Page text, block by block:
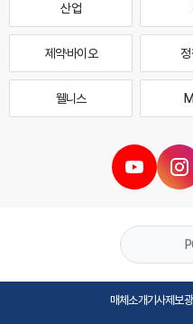
산업
제약·바이오 정
웰니스
매체소개기사제보